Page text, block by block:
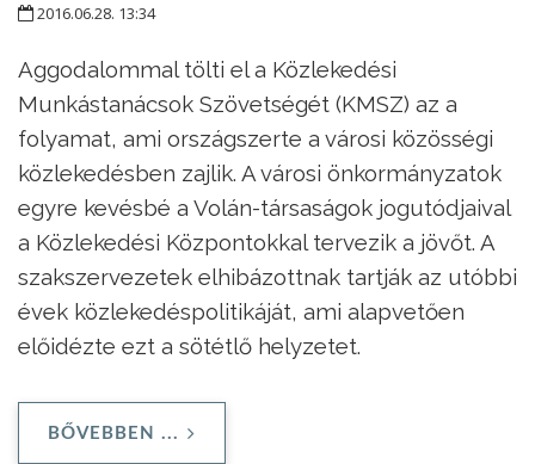
2016.06.28. 13:34
Aggodalommal tölti el a Közlekedési
Munkástanácsok Szövetségét (KMSZ) az a
folyamat, ami országszerte a városi közösségi
közlekedésben zajlik. A városi önkormányzatok
egyre kevésbé a Volán-társaságok jogutódjaival
a Közlekedési Központokkal tervezik a jövőt. A
szakszervezetek elhibázottnak tartják az utóbbi
évek közlekedéspolitikáját, ami alapvetően
előidézte ezt a sötétlő helyzetet.
BŐVEBBEN ...